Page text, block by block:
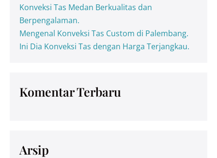
Konveksi Tas Medan Berkualitas dan
Berpengalaman.
Mengenal Konveksi Tas Custom di Palembang.
Ini Dia Konveksi Tas dengan Harga Terjangkau.
Komentar Terbaru
Arsip